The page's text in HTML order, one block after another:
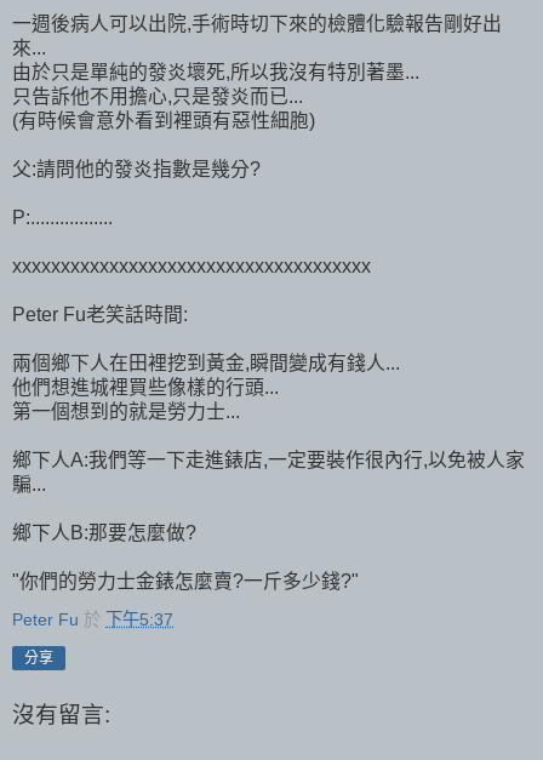
一週後病人可以出院,手術時切下來的檢體化驗報告剛好出
來...
由於只是單純的發炎壞死,所以我沒有特別著墨...
只告訴他不用擔心,只是發炎而已...
(有時候會意外看到裡頭有惡性細胞)
父:請問他的發炎指數是幾分?
P:.................
xxxxxxxxxxxxxxxxxxxxxxxxxxxxxxxxxxxxx
Peter Fu老笑話時間:
兩個鄉下人在田裡挖到黃金,瞬間變成有錢人...
他們想進城裡買些像樣的行頭...
第一個想到的就是勞力士...
鄉下人A:我們等一下走進錶店,一定要裝作很內行,以免被人家
騙...
鄉下人B:那要怎麼做?
"你們的勞力士金錶怎麼賣?一斤多少錢?"
Peter Fu 於 下午5:37
分享
沒有留言: